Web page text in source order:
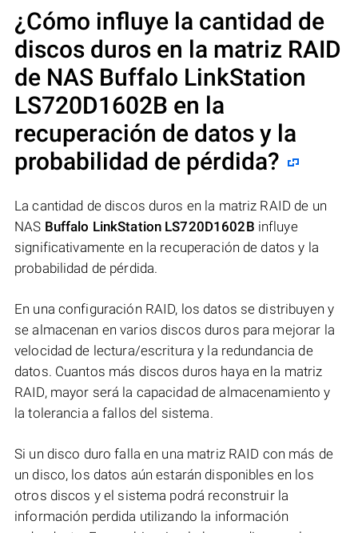
¿Cómo influye la cantidad de
discos duros en la matriz RAID
de NAS Buffalo LinkStation
LS720D1602B en la
recuperación de datos y la
probabilidad de pérdida?
La cantidad de discos duros en la matriz RAID de un
NAS Buffalo LinkStation LS720D1602B influye
significativamente en la recuperación de datos y la
probabilidad de pérdida.
En una configuración RAID, los datos se distribuyen y
se almacenan en varios discos duros para mejorar la
velocidad de lectura/escritura y la redundancia de
datos. Cuantos más discos duros haya en la matriz
RAID, mayor será la capacidad de almacenamiento y
la tolerancia a fallos del sistema.
Si un disco duro falla en una matriz RAID con más de
un disco, los datos aún estarán disponibles en los
otros discos y el sistema podrá reconstruir la
información perdida utilizando la información